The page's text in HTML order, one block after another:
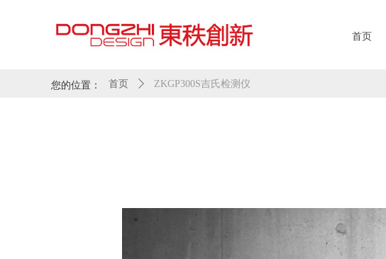
首页
您的位置： 首页 ꄲ ZKGP300S吉氏检测仪